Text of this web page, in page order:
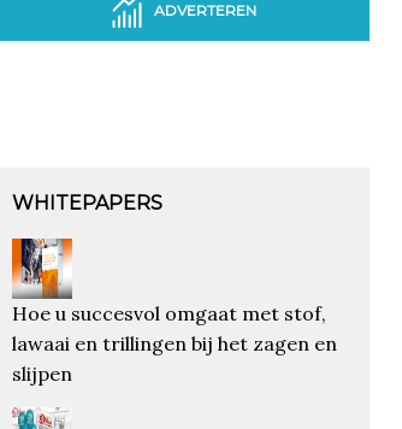
ADVERTEREN
WHITEPAPERS
Hoe u succesvol omgaat met stof,
lawaai en trillingen bij het zagen en
slijpen